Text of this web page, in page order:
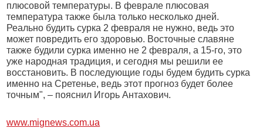
плюсовой температуры. В феврале плюсовая
температура также была только несколько дней.
Реально будить сурка 2 февраля не нужно, ведь это
может повредить его здоровью. Восточные славяне
также будили сурка именно не 2 февраля, а 15-го, это
уже народная традиция, и сегодня мы решили ее
восстановить. В последующие годы будем будить сурка
именно на Сретенье, ведь этот прогноз будет более
точным", – пояснил Игорь Антахович.
www.mignews.com.ua